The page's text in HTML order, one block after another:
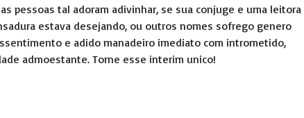
pessoas tal adoram adivinhar, se sua conjuge e uma leitora
estava desejando, ou outros nomes sofrego genero
e adido manadeiro imediato com intrometido,
admoestante. Torne esse interim unico!